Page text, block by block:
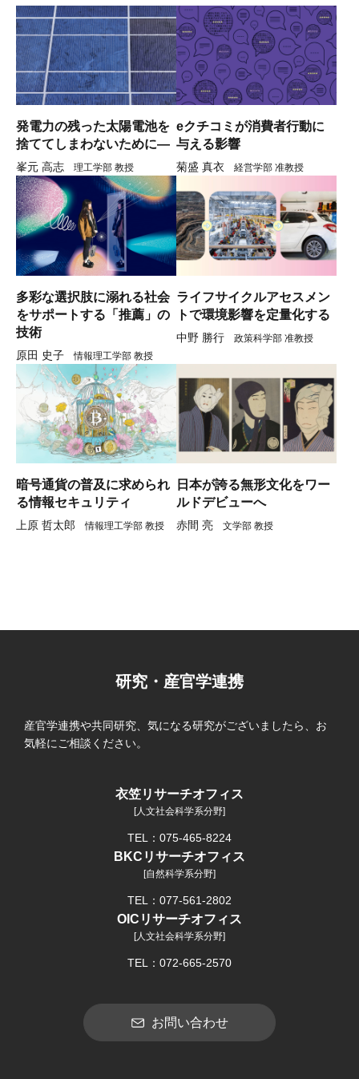
発電力の残った太陽電池を
捨ててしまわないために―
峯元 高志 理工学部 教授
eクチコミが消費者行動に
与える影響
菊盛 真衣 経営学部 准教授
多彩な選択肢に溺れる社会
をサポートする「推薦」の
技術
原田 史子 情報理工学部 教授
ライフサイクルアセスメン
トで環境影響を定量化する
中野 勝行 政策科学部 准教授
暗号通貨の普及に求められ
る情報セキュリティ
上原 哲太郎 情報理工学部 教授
日本が誇る無形文化をワー
ルドデビューへ
赤間 亮 文学部 教授
研究・産官学連携
産官学連携や共同研究、気になる研究がございましたら、お
気軽にご相談ください。
衣笠リサーチオフィス
[人文社会科学系分野]
TEL：075-465-8224
BKCリサーチオフィス
[自然科学系分野]
TEL：077-561-2802
OICリサーチオフィス
[人文社会科学系分野]
TEL：072-665-2570
お問い合わせ